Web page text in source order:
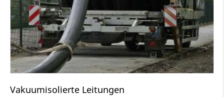
Vakuumisolierte Leitungen